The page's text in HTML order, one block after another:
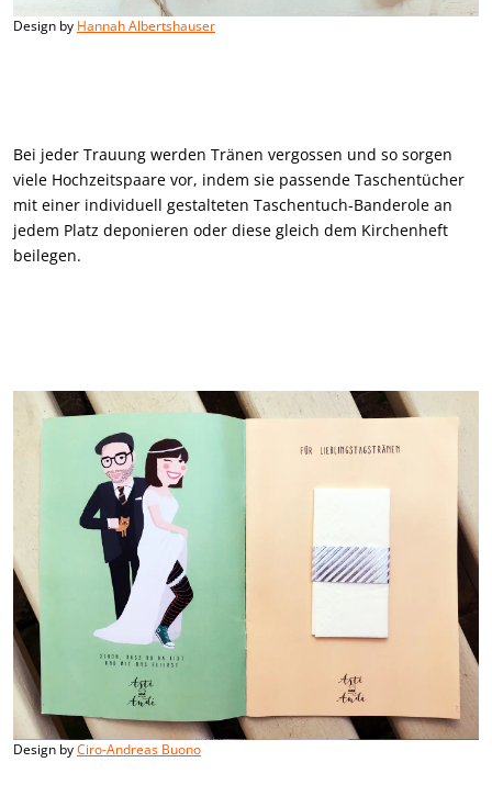
Design by Hannah Albertshauser
Bei jeder Trauung werden Tränen vergossen und so sorgen
viele Hochzeitspaare vor, indem sie passende Taschentücher
mit einer individuell gestalteten Taschentuch-Banderole an
jedem Platz deponieren oder diese gleich dem Kirchenheft
beilegen.
Design byCiro-Andreas Buono